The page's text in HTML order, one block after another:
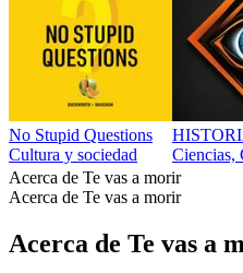
No Stupid Questions
Cultura y sociedad
Ciencias,
Acerca de Te vas a morir
Acerca de Te vas a morir
Acerca de Te vas a